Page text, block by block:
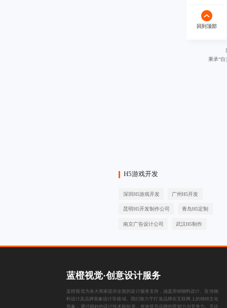
秉承“
H5游戏开发
深圳H5游戏开发 广州H5开发
昆明H5开发制作公司 青岛H5定制
南京广告设计公司 武汉H5制作
回到顶部
蓝橙视觉·创意设计服务
蓝橙视觉为各大商家提供全面的设计服务支持，涵盖营销物料设计 、宣传物
料设计 及品牌形象设计等领域。我们致力于打造品牌在互联网上的独特文化
形象，通过精妙的设计技术和创意，有效提升品牌的营销力与竞争力。无论